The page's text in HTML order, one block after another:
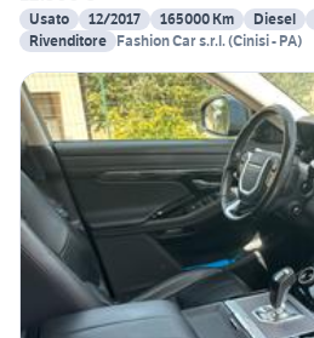
Usato
12/2017 165000 Km Diesel
Rivenditore Fashion Car s.r.l. (Cinisi - PA)